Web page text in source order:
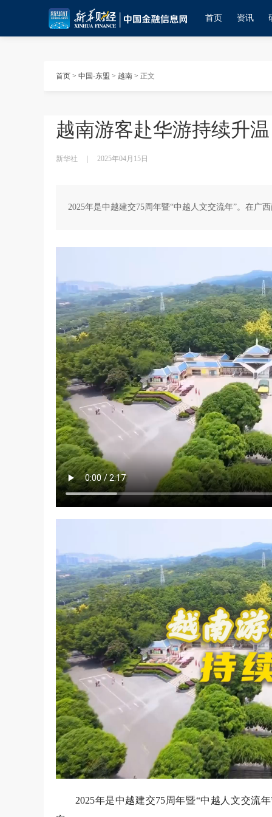
首页 资讯
首页 > 中国-东盟 > 越南 > 正文
越南游客赴华游持续升温
新华社 2025年04月15日
2025年是中越建交75周年暨“中越人文交流年”。在广
2025年是中越建交75周年暨“中越人文交流